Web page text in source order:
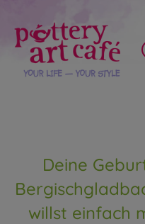
Deine
willst einfach